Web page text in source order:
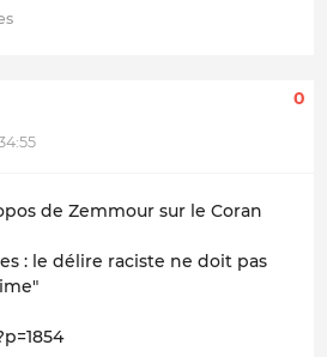
0
de Zemmour sur le Coran
: le délire raciste ne doit pas